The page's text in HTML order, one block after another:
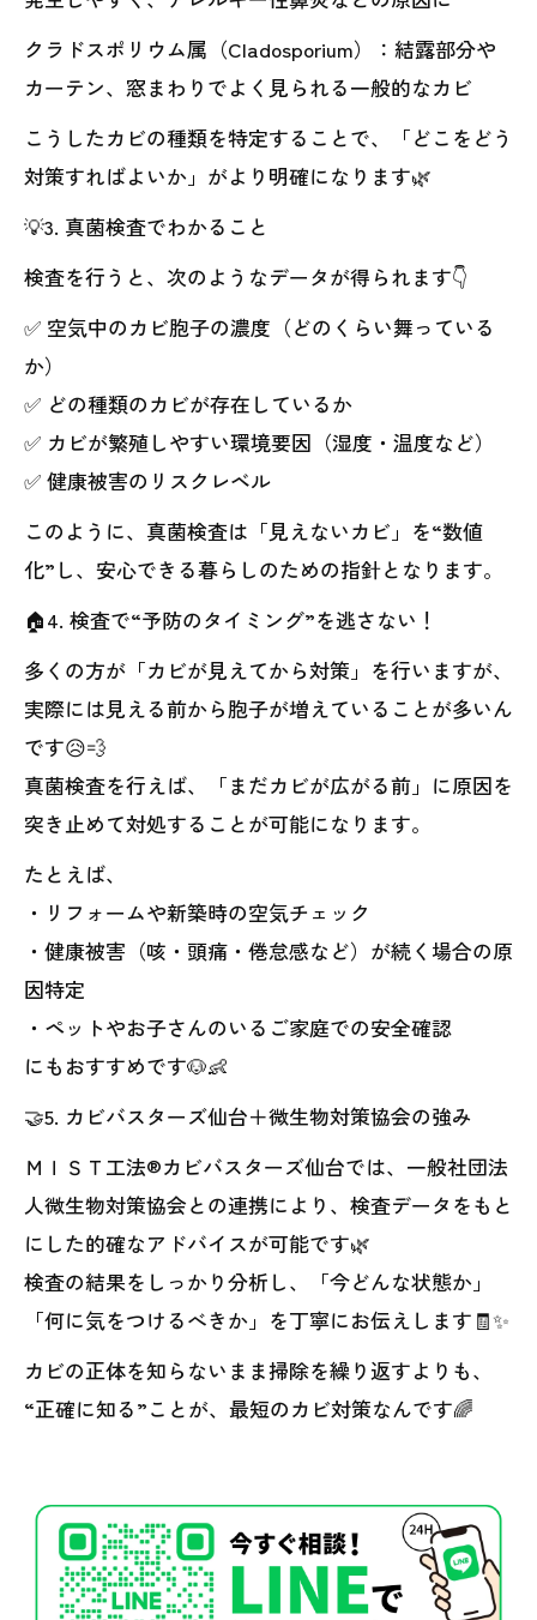
クラドスポリウム属（Cladosporium）：結露部分や
カーテン、窓まわりでよく見られる一般的なカビ
こうしたカビの種類を特定することで、「どこをどう
対策すればよいか」がより明確になります🌿
💡3. 真菌検査でわかること
検査を行うと、次のようなデータが得られます👇
✅ 空気中のカビ胞子の濃度（どのくらい舞っている
か）
✅ どの種類のカビが存在しているか
✅ カビが繁殖しやすい環境要因（湿度・温度など）
✅ 健康被害のリスクレベル
このように、真菌検査は「見えないカビ」を“数値
化”し、安心できる暮らしのための指針となります。
🏠4. 検査で“予防のタイミング”を逃さない！
多くの方が「カビが見えてから対策」を行いますが、
実際には見える前から胞子が増えていることが多いん
です😥💨
真菌検査を行えば、「まだカビが広がる前」に原因を
突き止めて対処することが可能になります。
たとえば、
・リフォームや新築時の空気チェック
・健康被害（咳・頭痛・倦怠感など）が続く場合の原
因特定
・ペットやお子さんのいるご家庭での安全確認
にもおすすめです🐶👶
🤝5. カビバスターズ仙台＋微生物対策協会の強み
ＭＩＳＴ工法®カビバスターズ仙台では、一般社団法
人微生物対策協会との連携により、検査データをもと
にした的確なアドバイスが可能です🌿
検査の結果をしっかり分析し、「今どんな状態か」
「何に気をつけるべきか」を丁寧にお伝えします🧾✨
カビの正体を知らないまま掃除を繰り返すよりも、
“正確に知る”ことが、最短のカビ対策なんです🌈